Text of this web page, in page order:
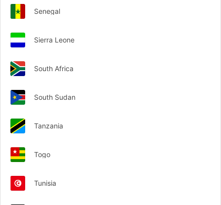
Senegal
Sierra Leone
South Africa
South Sudan
Tanzania
Togo
Tunisia